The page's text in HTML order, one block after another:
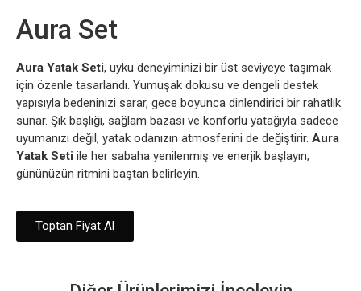
Aura Set
Aura Yatak Seti, uyku deneyiminizi bir üst seviyeye taşımak
için özenle tasarlandı. Yumuşak dokusu ve dengeli destek
yapısıyla bedeninizi sarar, gece boyunca dinlendirici bir rahatlık
sunar. Şık başlığı, sağlam bazası ve konforlu yatağıyla sadece
uyumanızı değil, yatak odanızın atmosferini de değiştirir. Aura
Yatak Seti ile her sabaha yenilenmiş ve enerjik başlayın;
gününüzün ritmini baştan belirleyin.
Toptan Fiyat Al